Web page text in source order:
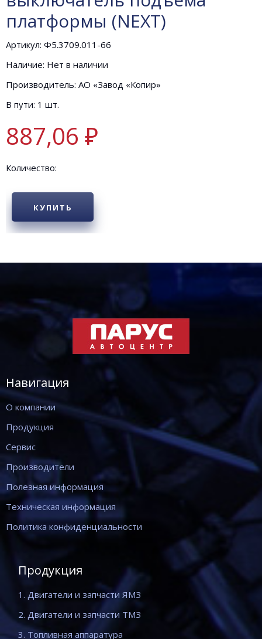
платформы (NEXT)
Артикул: Ф5.3709.011-66
Наличие: Нет в наличии
Производитель: АО «Завод «Копир»
В пути: 1 шт.
887,06 ₽
Количество:
КУПИТЬ
Навигация
О компании
Продукция
Сервис
Производители
Полезная информация
Техническая информация
Политика конфиденциальности
Продукция
1. Двигатели и запчасти ЯМЗ
2. Двигатели и запчасти ТМЗ
3. Топливная аппаратура